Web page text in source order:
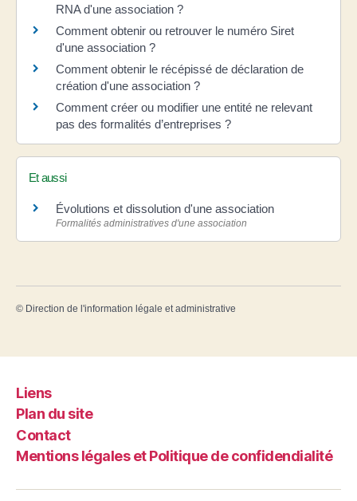
RNA d'une association ?
Comment obtenir ou retrouver le numéro Siret
d'une association ?
Comment obtenir le récépissé de déclaration de
création d'une association ?
Comment créer ou modifier une entité ne relevant
pas des formalités d’entreprises ?
Et aussi
Évolutions et dissolution d'une association
Formalités administratives d'une association
© Direction de l'information légale et administrative
Liens
Plan du site
Contact
Mentions légales et Politique de confidendialité